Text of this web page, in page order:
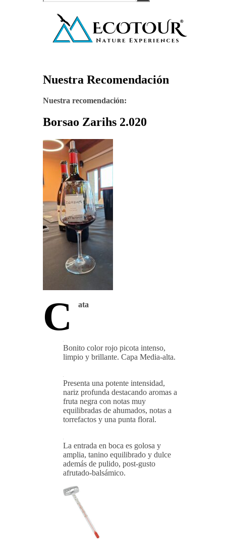
Nuestra Recomendación
Nuestra recomendación:
Borsao Zarihs 2.020
C ata
limpio y brillante. Capa Media-alta.
Presenta una potente intensidad,
fruta negra con notas muy
equilibradas de ahumados, notas a
torrefactos y una punta floral.
La entrada en boca es golosa y
amplia, tanino equilibrado y dulce
además de pulido, post-gusto
afrutado-balsámico.